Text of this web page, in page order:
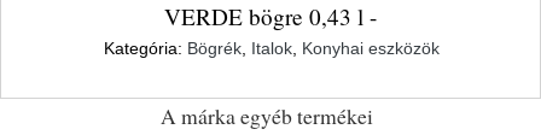
VERDE bögre 0,43 l -
Kategória: Bögrék Italok Konyhai eszközök
A márka egyéb termékei